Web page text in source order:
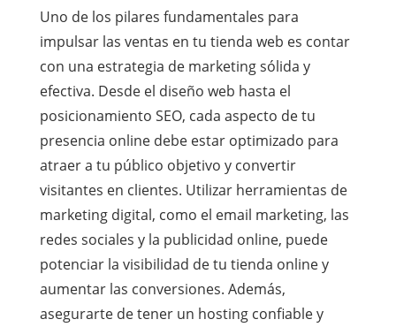
Uno de los pilares fundamentales para
impulsar las ventas en tu tienda web es contar
con una estrategia de marketing sólida y
efectiva. Desde el diseño web hasta el
posicionamiento SEO, cada aspecto de tu
presencia online debe estar optimizado para
atraer a tu público objetivo y convertir
visitantes en clientes. Utilizar herramientas de
marketing digital, como el email marketing, las
redes sociales y la publicidad online, puede
potenciar la visibilidad de tu tienda online y
aumentar las conversiones. Además,
asegurarte de tener un hosting confiable y